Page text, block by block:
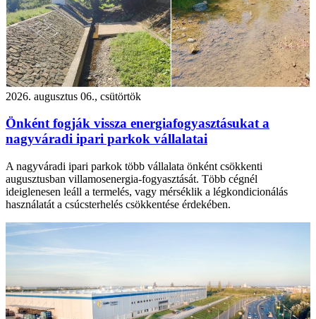
2026. augusztus 06., csütörtök
Önként fogják vissza energiafogyasztásukat a
nagyváradi ipari parkok vállalatai
A nagyváradi ipari parkok több vállalata önként csökkenti
augusztusban villamosenergia-fogyasztását. Több cégnél
ideiglenesen leáll a termelés, vagy mérséklik a légkondicionálás
használatát a csúcsterhelés csökkentése érdekében.